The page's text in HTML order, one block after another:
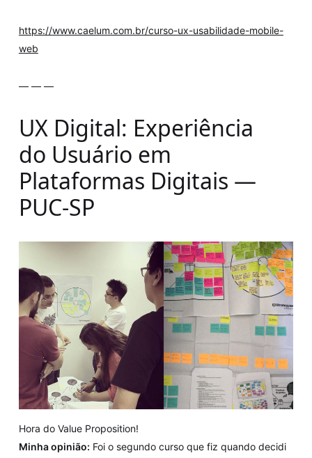
https://www.caelum.com.br/curso-ux-usabilidade-mobile-
web
— — —
UX Digital: Experiência
do Usuário em
Plataformas Digitais —
PUC-SP
Hora do Value Proposition!
Minha opinião: Foi o segundo curso que fiz quando decidi